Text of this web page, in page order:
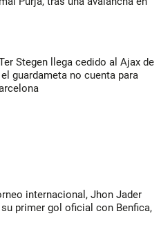
Stegen llega cedido al Ajax de
guardameta no cuenta para
internacional, Jhon Jader
primer gol oficial con Benfica,